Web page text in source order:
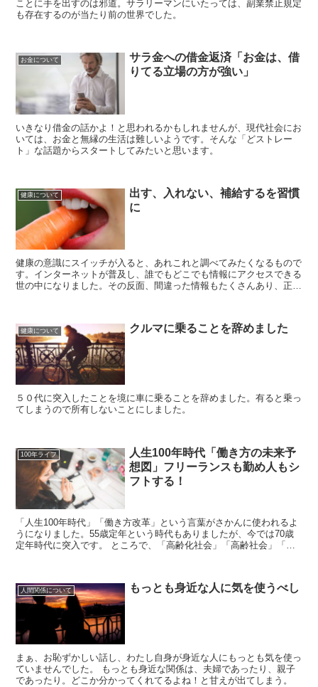
ことに手を出すのは邪道。サラリーマンにいたっては、副業禁止規定
も存在するのが当たり前の世界でした。
お金について
サラ金への借金返済「お金は、借
りてる立場の方が強い」
いきなり借金の話かよ！と思われるかもしれませんが、現代社会にお
いては、お金と無縁の生活は難しいようです。そんな「どストレー
ト」な話題からスタートしてみたいと思います。
健康について
出す、入れない、補給するを習慣
に
健康の意識にスイッチが入ると、あれこれと調べてみたくなるもので
す。インターネットが普及し、誰でもどこでも情報にアクセスできる
世の中になりました。その反面、間違った情報もたくさんあり、正し
健康について クルマに乗ることを辞めました
５０代に突入したことを境に車に乗ることを辞めました。有ると乗っ
てしまうので所有しないことにしました。
100年ライフ
人生100年時代「働き方の未来予
想図」フリーランスも勤め人もシ
フトする！
「人生100年時代」「働き方改革」という言葉がさかんに使われるよ
うになりました。55歳定年という時代もありましたが、今では70歳
定年時代に突入です。 ところで、「高齢化社会」「高齢社会」「超
人間関係について もっとも身近な人に気を使うべし
まぁ、お恥ずかしい話し、わたし自身が身近な人にもっとも気を使っ
ていませんでした。 もっとも身近な関係は、夫婦であったり、親子
であったり。どこか分かってくれてるよね！と甘えが出てしまう。